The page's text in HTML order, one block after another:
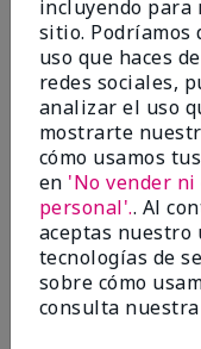
Satisfied
EnviadoHace 3
porKeyrone
de LaBelle, FL
Evaluado en
marykay.com/en-us/
Since using MK
I've received
improved, and
irritated after use.
incluyendo para
sitio.
uso que haces
redes sociales,
analizar el uso
mostrarte
cómo usamos
en 'No vender
personal'.. Al
aceptas nuestro
tecnologías de
sobre cómo
consulta nuestra